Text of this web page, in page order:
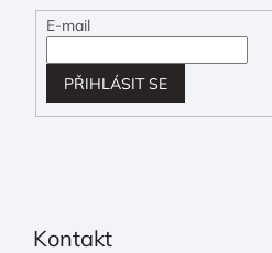
E-mail
PŘIHLÁSIT SE
Kontakt